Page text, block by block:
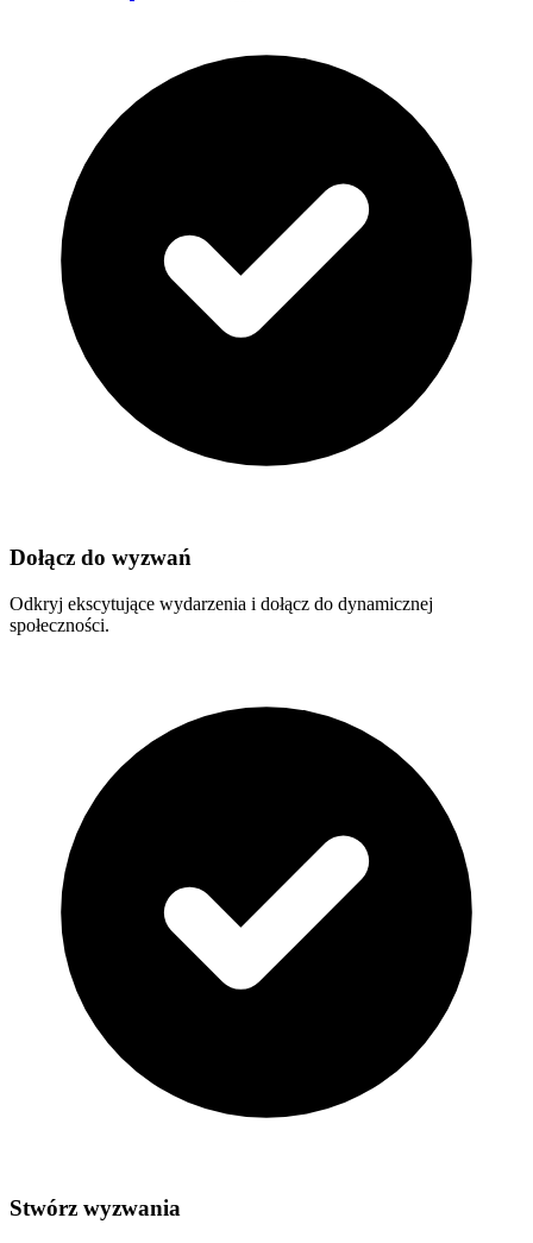
Dołącz do wyzwań
Odkryj ekscytujące wydarzenia i dołącz do dynamicznej
społeczności.
Stwórz wyzwania